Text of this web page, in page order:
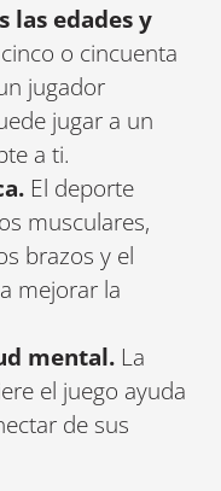
las edades y
o cincuenta
jugador
jugar a un
a ti.
El deporte
musculares,
brazos y el
mejorar la
mental. La
el juego ayuda
de sus